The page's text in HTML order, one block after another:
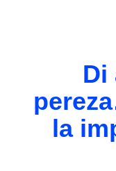
Di
la